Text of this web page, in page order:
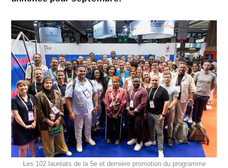
Les 102 lauréats de la 5e et dernière promotion du programme